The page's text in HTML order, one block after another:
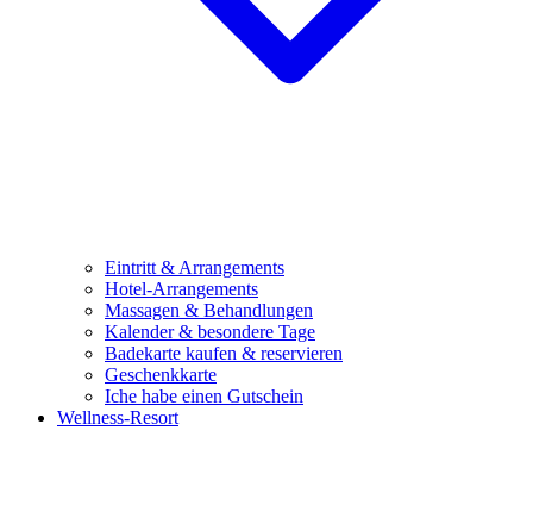
Eintritt & Arrangements
Hotel-Arrangements
Massagen & Behandlungen
Kalender & besondere Tage
Badekarte kaufen & reservieren
Geschenkkarte
Iche habe einen Gutschein
Wellness-Resort